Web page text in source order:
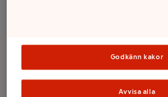
500ml
Glass
Godkänn kakor
Avvisa alla